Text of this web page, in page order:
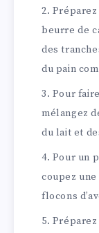
Préparez
beurre de
des
du pain
Pour
mélangez
du lait et
Pour un
coupez
flocons
Préparez